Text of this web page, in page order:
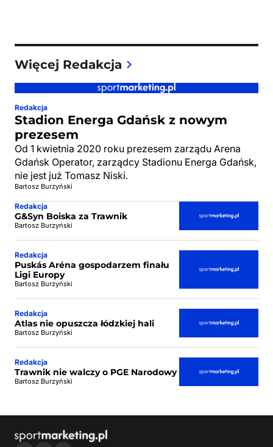
Więcej Redakcja
Redakcja
Stadion Energa Gdańsk z nowym
prezesem
Od 1 kwietnia 2020 roku prezesem zarządu Arena
Gdańsk Operator, zarządcy Stadionu Energa Gdańsk,
nie jest już Tomasz Niski.
Bartosz Burzyński
Redakcja
G&Syn Boiska za Trawnik
Bartosz Burzyński
Redakcja
Puskás Aréna gospodarzem finału
Ligi Europy
Bartosz Burzyński
Redakcja
Atlas nie opuszcza łódzkiej hali
Bartosz Burzyński
Redakcja
Trawnik nie walczy o PGE Narodowy
Bartosz Burzyński